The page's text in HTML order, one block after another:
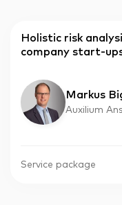
Holistic risk
company start-
Markus
Auxilium
Service package